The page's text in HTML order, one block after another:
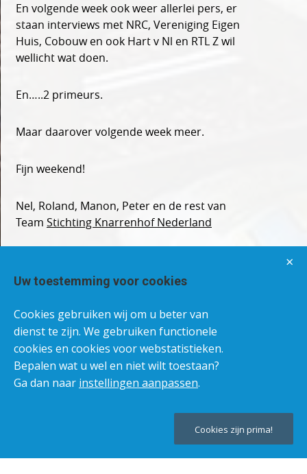
En volgende week ook weer allerlei pers, er
staan interviews met NRC, Vereniging Eigen
Huis, Cobouw en ook Hart v Nl en RTL Z wil
wellicht wat doen.
En…..2 primeurs.
Maar daarover volgende week meer.
Fijn weekend!
Nel, Roland, Manon, Peter en de rest van
Team Stichting Knarrenhof Nederland
naar
×
Uw toestemming voor cookies
Cookies gebruiken wij om u beter van
dienst te zijn. We gebruiken functionele
cookies en cookies voor webstatistieken.
Bepalen wat u wel en niet wilt toestaan?
Ga dan naar instellingen aanpassen.
Cookies zijn prima!